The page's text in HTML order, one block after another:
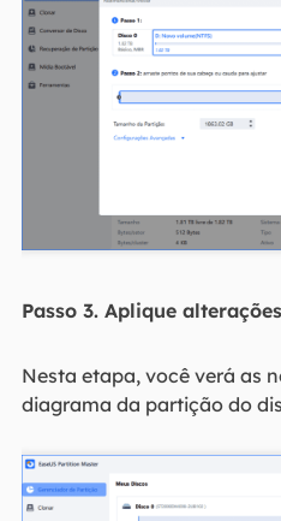
Passo 3. Aplique alterações
Nesta etapa, você verá as
diagrama da partição do